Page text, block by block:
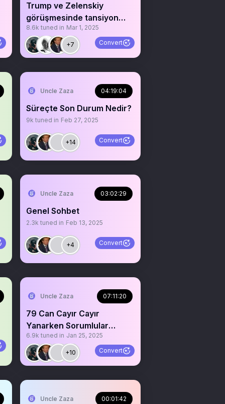
Trump ve Zelenskiy
görüşmesinde tansiyon
yükseldi: 'Anlaşma yok’
8.6k tuned in Mar 1, 2025
+7 Convert
Uncle Zaza 04:19:04
Süreçte Son Durum Nedir?
9k tuned in Feb 27, 2025
+14 Convert
Uncle Zaza 03:02:29
Genel Sohbet
2.3k tuned in Feb 13, 2025
+4 Convert
Uncle Zaza 07:11:20
79 Can Cayır Cayır
Yanarken Sorumlular
Nerde?
6.9k tuned in Jan 25, 2025
+10 Convert
Uncle Zaza 00:01:42